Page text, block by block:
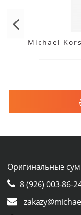
Michael
Оригинальные
8 (926) 003-86-